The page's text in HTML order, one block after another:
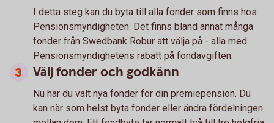
I detta steg kan du byta till alla fonder som finns hos
Pensionsmyndigheten. Det finns bland annat många
fonder från Swedbank Robur att välja på - alla med
Pensionsmyndighetens rabatt på fondavgiften.
Välj fonder och godkänn
Nu har du valt nya fonder för din premiepension. Du
kan när som helst byta fonder eller ändra fördelningen